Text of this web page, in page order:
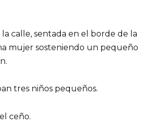
calle, sentada en el borde de la
mujer sosteniendo un pequeño
tres niños pequeños.
ceño.